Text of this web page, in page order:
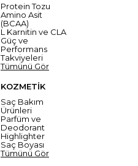
Protein Tozu
Amino Asit
(BCAA)
L Karnitin ve CLA
Güç ve
Performans
Takviyeleri
Tümünü Gör
KOZMETİK
Saç Bakım
Ürünleri
Parfüm ve
Deodorant
Highlighter
Saç Boyası
Tümünü Gör